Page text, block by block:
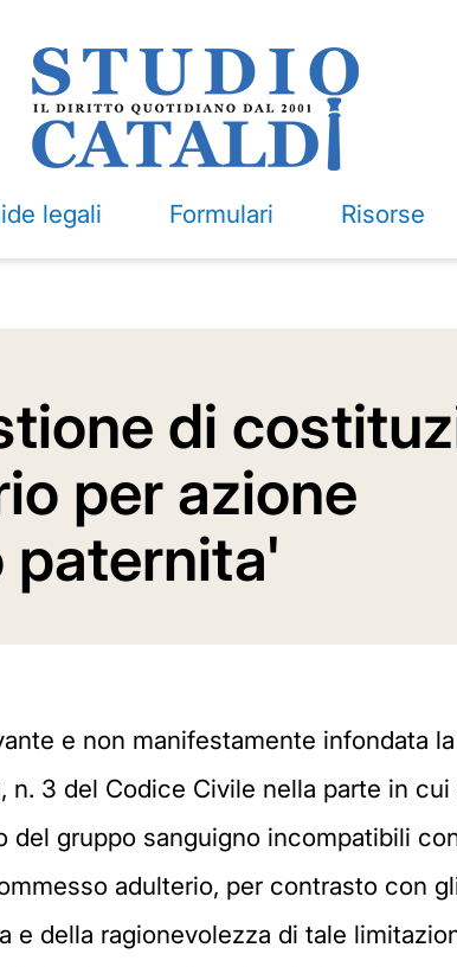
legali Formulari Risorse
di
per azione
paternita'
e non manifestamente infondata
3 del Codice Civile nella parte in
gruppo sanguigno incompatibili
adulterio, per contrasto con
della ragionevolezza di tale